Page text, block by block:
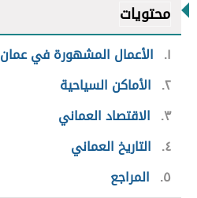
محتويات
١
الأعمال المشهورة في عمان
٢ الأماكن السياحية
٣
الاقتصاد العماني
٤
التاريخ العماني
٥
المراجع